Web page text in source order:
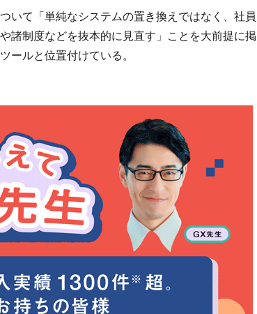
て「単純なシステムの置き換えではなく、社員
諸制度などを抜本的に見直す」ことを大前提に掲
ールと位置付けている。